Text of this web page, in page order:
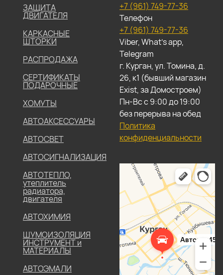
ЗАЩИТА
ДВИГАТЕЛЯ
КАРКАСНЫЕ
ШТОРКИ
РАСПРОДАЖА
СЕРТИФИКАТЫ
ПОДАРОЧНЫЕ
ХОМУТЫ
АВТОАКСЕССУАРЫ
АВТОСВЕТ
АВТОСИГНАЛИЗАЦИЯ
АВТОТЕПЛО,
утеплитель
радиатора,
двигателя
АВТОХИМИЯ
ШУМОИЗОЛЯЦИЯ
ИНСТРУМЕНТ и
МАТЕРИАЛЫ
АВТОЭМАЛИ
+7 (961) 749-77-36
Телефон
+7 (961) 749-77-36
Viber, What's app,
Telegram
г. Курган, ул. Томина, д.
26, к1 (бывший магазин
Exist, за Домостроем)
Пн-Вс с 9:00 до 19:00
без перерыва на обед
Политика
конфиденциальности